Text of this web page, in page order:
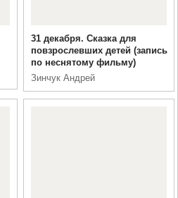
31 декабря. Сказка для
повзрослевших детей (запись
по неснятому фильму)
Зинчук Андрей